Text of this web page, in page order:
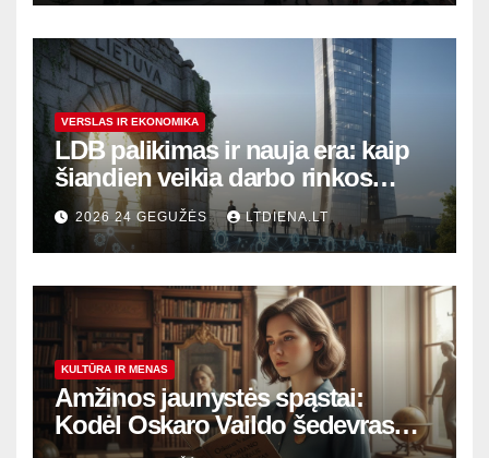
VERSLAS IR EKONOMIKA
LDB palikimas ir nauja era: kaip
šiandien veikia darbo rinkos
variklis Lietuvoje?
2026 24 GEGUŽĖS LTDIENA.LT
KULTŪRA IR MENAS
Amžinos jaunystės spąstai:
Kodėl Oskaro Vaildo šedevras
šiandien aktualesnis nei bet